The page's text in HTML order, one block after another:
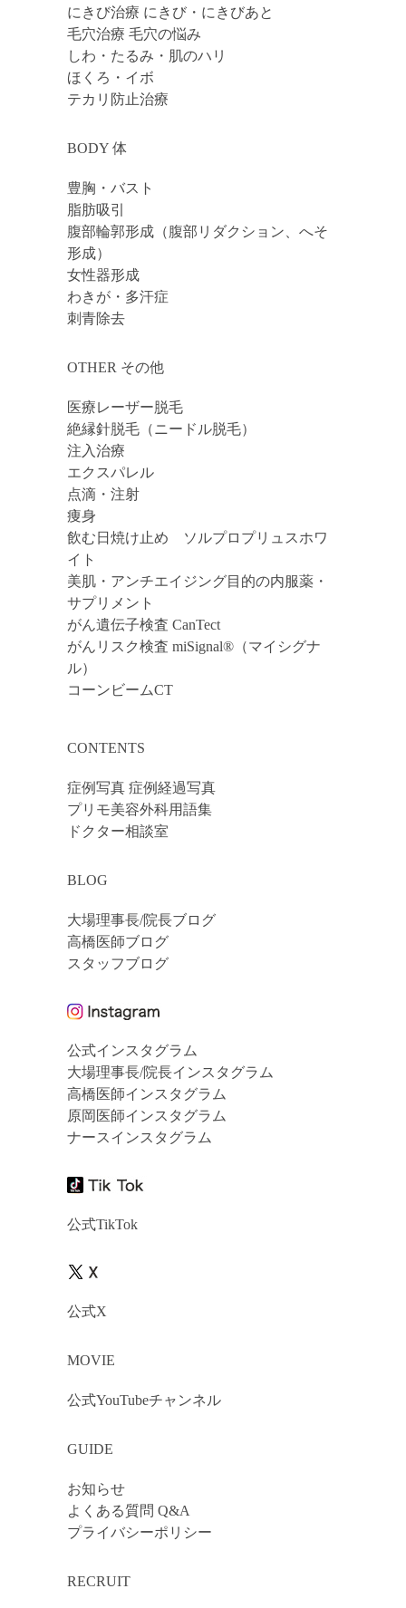
にきび治療 にきび・にきびあと
毛穴治療 毛穴の悩み
しわ・たるみ・肌のハリ
ほくろ・イボ
テカリ防止治療
BODY 体
豊胸・バスト
脂肪吸引
腹部輪郭形成（腹部リダクション、へそ
形成）
女性器形成
わきが・多汗症
刺青除去
OTHER その他
医療レーザー脱毛
絶縁針脱毛（ニードル脱毛）
注入治療
エクスパレル
点滴・注射
痩身
飲む日焼け止め ソルプロプリュスホワ
イト
美肌・アンチエイジング目的の内服薬・
サプリメント
がん遺伝子検査 CanTect
がんリスク検査 miSignal®（マイシグナ
ル）
コーンビームCT
CONTENTS
症例写真 症例経過写真
プリモ美容外科用語集
ドクター相談室
BLOG
大場理事長/院長ブログ
高橋医師ブログ
スタッフブログ
公式インスタグラム
大場理事長/院長インスタグラム
高橋医師インスタグラム
原岡医師インスタグラム
ナースインスタグラム
公式TikTok
公式X
MOVIE
公式YouTubeチャンネル
GUIDE
お知らせ
よくある質問 Q&A
プライバシーポリシー
RECRUIT